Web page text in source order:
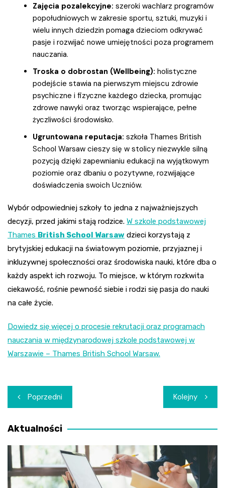
Zajęcia pozalekcyjne: szeroki wachlarz programów
popołudniowych w zakresie sportu, sztuki, muzyki i
wielu innych dziedzin pomaga dzieciom odkrywać
pasje i rozwijać nowe umiejętności poza programem
nauczania.
Troska o dobrostan (Wellbeing): holistyczne
podejście stawia na pierwszym miejscu zdrowie
psychiczne i fizyczne każdego dziecka, promując
zdrowe nawyki oraz tworząc wspierające, pełne
życzliwości środowisko.
Ugruntowana reputacja: szkoła Thames British
School Warsaw cieszy się w stolicy niezwykle silną
pozycją dzięki zapewnianiu edukacji na wyjątkowym
poziomie oraz dbaniu o pozytywne, rozwijające
doświadczenia swoich Uczniów.
Wybór odpowiedniej szkoły to jedna z najważniejszych
decyzji, przed jakimi stają rodzice. W szkole podstawowej
Thames British School Warsaw dzieci korzystają z
brytyjskiej edukacji na światowym poziomie, przyjaznej i
inkluzywnej społeczności oraz środowiska nauki, które dba o
każdy aspekt ich rozwoju. To miejsce, w którym rozkwita
ciekawość, rośnie pewność siebie i rodzi się pasja do nauki
na całe życie.
Dowiedz się więcej o procesie rekrutacji oraz programach
nauczania w międzynarodowej szkole podstawowej w
Warszawie – Thames British School Warsaw.
Nawigacja
wpisu
Poprzedni Kolejny
Aktualności